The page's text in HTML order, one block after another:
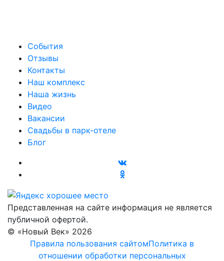
События
Отзывы
Контакты
Наш комплекс
Наша жизнь
Видео
Вакансии
Свадьбы в парк-отеле
Блог
Представленная на сайте информация не является
публичной офертой.
© «Новый Век» 2026
Правила пользования сайтомПолитика в
отношении обработки персональных